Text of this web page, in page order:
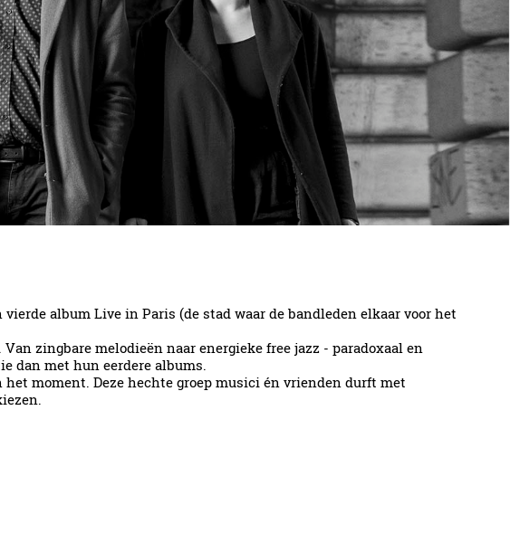
album Live in Paris (de stad waar de bandleden elkaar voor het
zingbare melodieën naar energieke free jazz - paradoxaal en
dan met hun eerdere albums.
moment. Deze hechte groep musici én vrienden durft met